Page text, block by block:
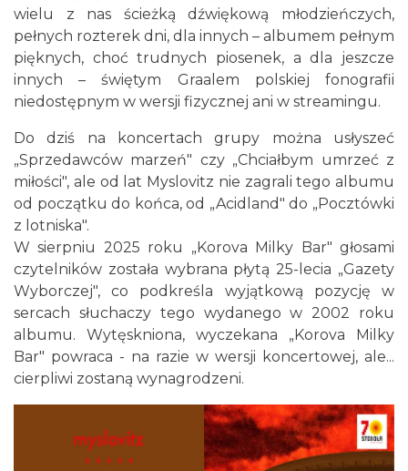
LORD OF THE DANCE 2026
Katowice
2026-12-11
0.09 km
Poland Bachaturo Festiwal
Katowice
2026-08-14
0.15 km
17th WORLD BRIDGE SERIES – Katowice
wielu z nas ścieżką dźwiękową młodzieńczych,
pełnych rozterek dni, dla innych – albumem pełnym
pięknych, choć trudnych piosenek, a dla jeszcze
innych – świętym Graalem polskiej fonografii
niedostępnym w wersji fizycznej ani w streamingu.
Do dziś na koncertach grupy można usłyszeć
„Sprzedawców marzeń" czy „Chciałbym umrzeć z
miłości", ale od lat Myslovitz nie zagrali tego albumu
od początku do końca, od „Acidland" do „Pocztówki
z lotniska".
W sierpniu 2025 roku „Korova Milky Bar" głosami
czytelników została wybrana płytą 25-lecia „Gazety
Wyborczej", co podkreśla wyjątkową pozycję w
sercach słuchaczy tego wydanego w 2002 roku
albumu. Wytęskniona, wyczekana „Korova Milky
Bar" powraca - na razie w wersji koncertowej, ale...
cierpliwi zostaną wynagrodzeni.